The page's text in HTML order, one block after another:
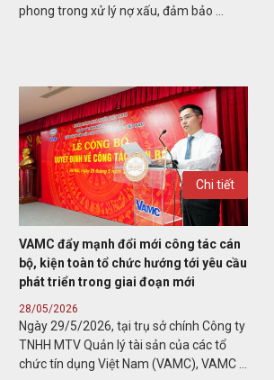
phong trong xử lý nợ xấu, đảm bảo ...
Chi tiết
VAMC đẩy mạnh đổi mới công tác cán
bộ, kiện toàn tổ chức hướng tới yêu cầu
phát triển trong giai đoạn mới
28/05/2026
Ngày 29/5/2026, tại trụ sở chính Công ty
TNHH MTV Quản lý tài sản của các tổ
chức tín dụng Việt Nam (VAMC), VAMC ...